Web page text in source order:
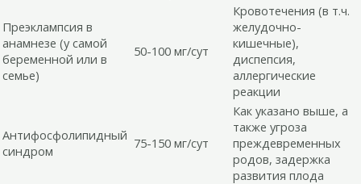
Преэклампсия в
анамнезе (у самой
беременной или в
семье)
50-100 мг/сут
Кровотечения (в т.ч.
желудочно-
кишечные),
диспепсия,
аллергические
реакции
Антифосфолипидный
синдром
75-150 мг/сут
Как указано выше, а
также угроза
преждевременных
родов, задержка
развития плода